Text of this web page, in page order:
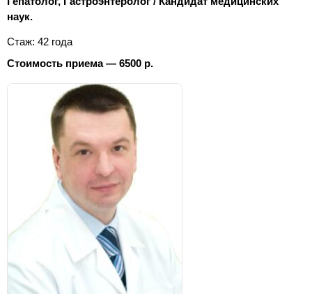
наук.
Стаж: 42 года
Стоимость приема — 6500 р.